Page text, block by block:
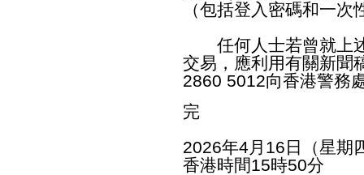
（包括登入密碼和一次
任何人士若曾就上述
交易，應利用有關新聞
2860 5012向香港警務
完
2026年4月16日（星期
香港時間15時50分